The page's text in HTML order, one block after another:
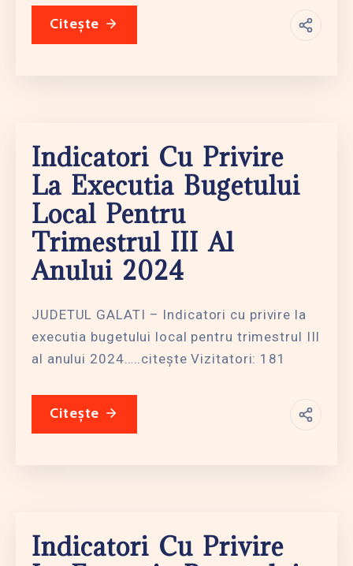
Citește
Indicatori Cu Privire
La Executia Bugetului
Local Pentru
Trimestrul III Al
Anului 2024
JUDETUL GALATI – Indicatori cu privire la
executia bugetului local pentru trimestrul III
al anului 2024…..citește Vizitatori: 181
Citește
Indicatori Cu Privire